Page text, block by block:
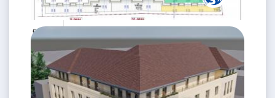
64.7 M Ft
56 m2
2.
emelet